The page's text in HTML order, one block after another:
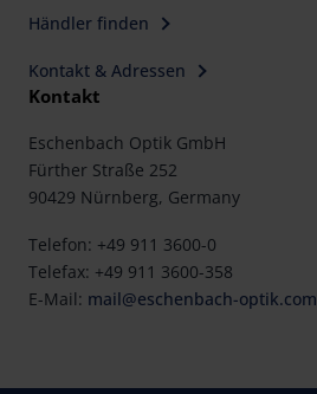
Händler finden
Kontakt & Adressen
Kontakt
Eschenbach Optik GmbH
Fürther Straße 252
90429 Nürnberg, Germany
Telefon: +49 911 3600-0
Telefax: +49 911 3600-358
E-Mail: mail@eschenbach-optik.com